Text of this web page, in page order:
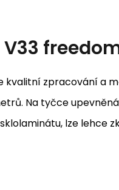
kvalitní zpracování a
Na tyčce
lze lehce